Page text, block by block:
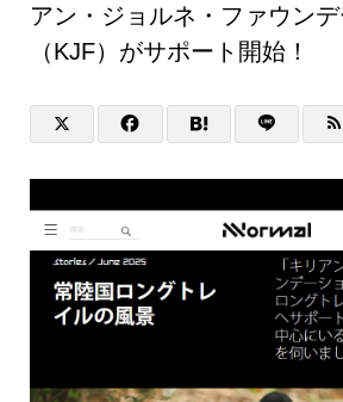
アン・ジョルネ・ファウン
（KJF）がサポート開始！